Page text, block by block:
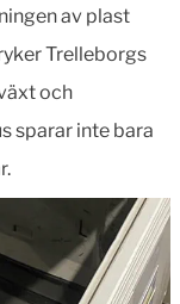
av plast
Trelleborgs
och
sparar inte bara